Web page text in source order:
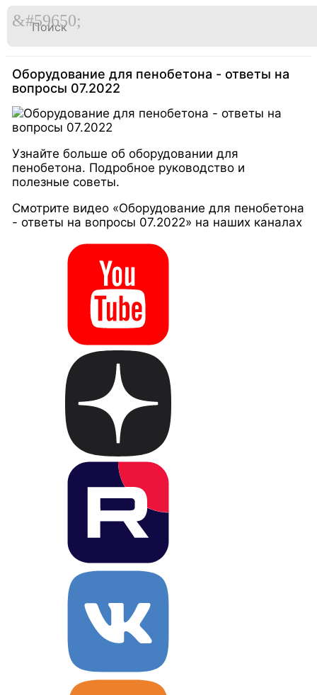
Перейти
Оборудование для пенобетона - ответы на
вопросы 07.2022
Узнайте больше об оборудовании для
пенобетона. Подробное руководство и
полезные советы.
Смотрите видео «Оборудование для пенобетона
- ответы на вопросы 07.2022» на наших каналах